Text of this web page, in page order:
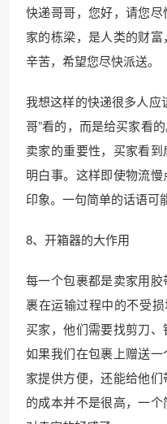
快递哥哥，您好，请您
家的栋梁，是人类的财
辛苦，希望您尽快派送。
我想这样的快递很多人应
哥”看的，而是给买家看
卖家的重要性，买家看
明白事。这样即使物流
印象。一句简单的话语可
8、开箱器的大作用
每一个包裹都是卖家用
裹在运输过程中的不受
买家，他们需要找剪刀、
如果我们在包裹上赠送
家提供方便，还能给他
的成本并不是很高，一